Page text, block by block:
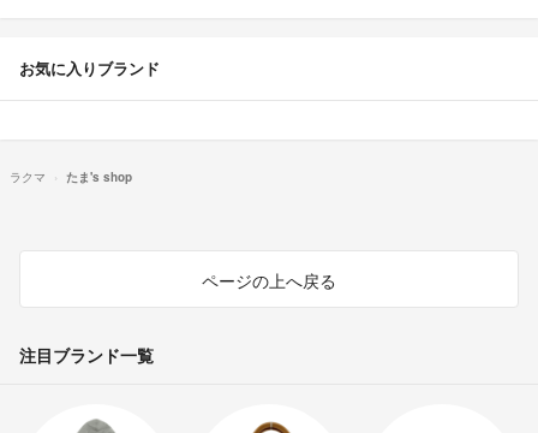
お気に入りブランド
ラクマ たま's shop
ページの上へ戻る
注目ブランド一覧